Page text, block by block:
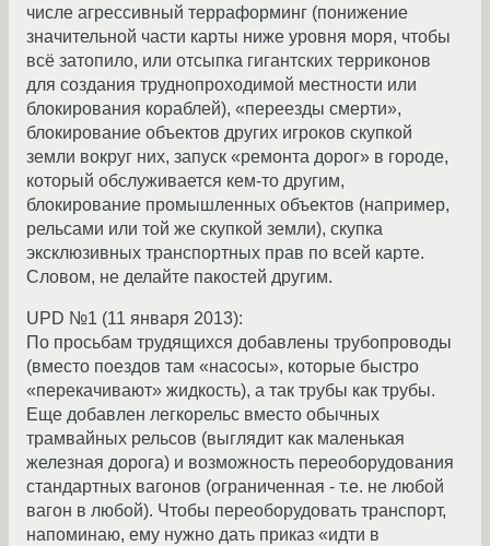
числе агрессивный терраформинг (понижение
значительной части карты ниже уровня моря, чтобы
всё затопило, или отсыпка гигантских терриконов
для создания труднопроходимой местности или
блокирования кораблей), «переезды смерти»,
блокирование объектов других игроков скупкой
земли вокруг них, запуск «ремонта дорог» в городе,
который обслуживается кем-то другим,
блокирование промышленных объектов (например,
рельсами или той же скупкой земли), скупка
эксклюзивных транспортных прав по всей карте.
Словом, не делайте пакостей другим.
UPD №1 (11 января 2013):
По просьбам трудящихся добавлены трубопроводы
(вместо поездов там «насосы», которые быстро
«перекачивают» жидкость), а так трубы как трубы.
Еще добавлен легкорельс вместо обычных
трамвайных рельсов (выглядит как маленькая
железная дорога) и возможность переоборудования
стандартных вагонов (ограниченная - т.е. не любой
вагон в любой). Чтобы переоборудовать транспорт,
напоминаю, ему нужно дать приказ «идти в